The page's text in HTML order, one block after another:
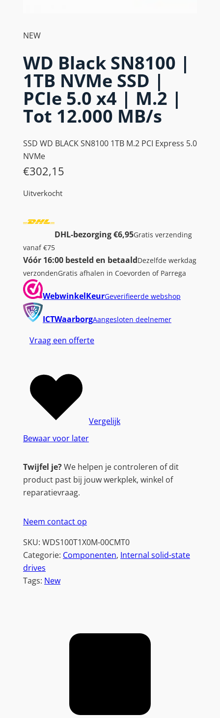
NEW
WD Black SN8100 |
1TB NVMe SSD |
PCIe 5.0 x4 | M.2 |
Tot 12.000 MB/s
SSD WD BLACK SN8100 1TB M.2 PCI Express 5.0
NVMe
€302,15
Uitverkocht
DHL-bezorging €6,95Gratis verzending
vanaf €75
Vóór 16:00 besteld en betaaldDezelfde werkdag
verzondenGratis afhalen in Coevorden of Parrega
WebwinkelKeurGeverifieerde webshop
ICTWaarborgAangesloten deelnemer
Vraag een offerte
Bewaar voor later
Vergelijk
Twijfel je?We helpen je controleren of dit
product past bij jouw werkplek, winkel of
reparatievraag.
Neem contact op
SKU: WDS100T1X0M-00CMT0
Categorie: Componenten, Internal solid-state
drives
Tags: New